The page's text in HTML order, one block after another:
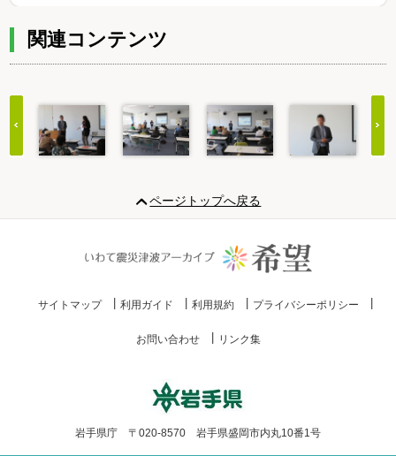
関連コンテンツ
20
ページトップへ戻る
サイトマップ 利用ガイド 利用規約 プライバシーポリシー
お問い合わせ リンク集
岩手県庁 〒020-8570 岩手県盛岡市内丸10番1号